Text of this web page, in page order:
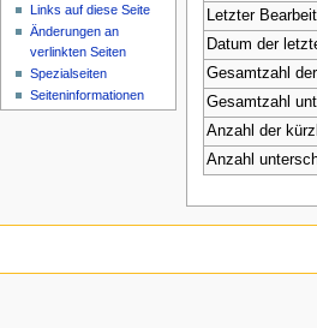
Letzter
Datum der
Gesamtzahl
Gesamtzahl
Anzahl der
Anzahl
Links auf diese Seite
Änderungen an
verlinkten Seiten
Spezialseiten
Seiteninformationen